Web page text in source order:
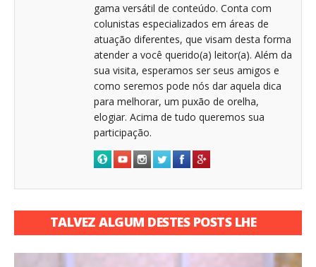
gama versátil de conteúdo. Conta com
colunistas especializados em áreas de
atuação diferentes, que visam desta forma
atender a você querido(a) leitor(a). Além da
sua visita, esperamos ser seus amigos e
como seremos pode nós dar aquela dica
para melhorar, um puxão de orelha,
elogiar. Acima de tudo queremos sua
participação.
TALVEZ ALGUM DESTES POSTS LHE